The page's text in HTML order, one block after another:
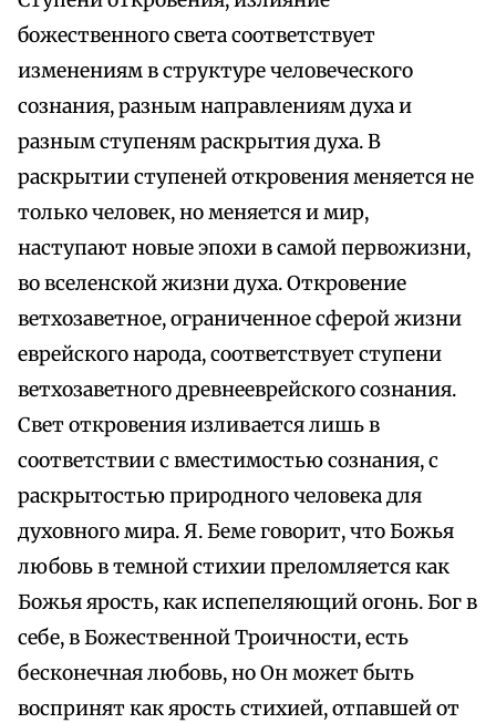
божественного света соответствует
изменениям в структуре человеческого
сознания, разным направлениям духа и
разным ступеням раскрытия духа. В
раскрытии ступеней откровения меняется не
только человек, но меняется и мир,
наступают новые эпохи в самой первожизни,
во вселенской жизни духа. Откровение
ветхозаветное, ограниченное сферой жизни
еврейского народа, соответствует ступени
ветхозаветного древнееврейского сознания.
Свет откровения изливается лишь в
соответствии с вместимостью сознания, с
раскрытостью природного человека для
духовного мира. Я. Беме говорит, что Божья
любовь в темной стихии преломляется как
Божья ярость, как испепеляющий огонь. Бог в
себе, в Божественной Троичности, есть
бесконечная любовь, но Он может быть
воспринят как ярость стихией, отпавшей от